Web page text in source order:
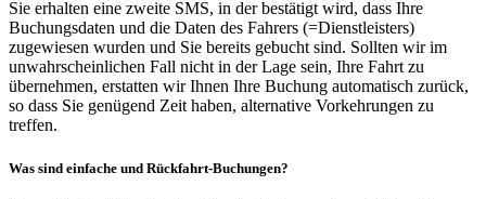
Sie erhalten eine zweite SMS, in der bestätigt wird, dass Ihre
Buchungsdaten und die Daten des Fahrers (=Dienstleisters)
zugewiesen wurden und Sie bereits gebucht sind. Sollten wir im
unwahrscheinlichen Fall nicht in der Lage sein, Ihre Fahrt zu
übernehmen, erstatten wir Ihnen Ihre Buchung automatisch zurück,
so dass Sie genügend Zeit haben, alternative Vorkehrungen zu
treffen.
Was sind einfache und Rückfahrt-Buchungen?